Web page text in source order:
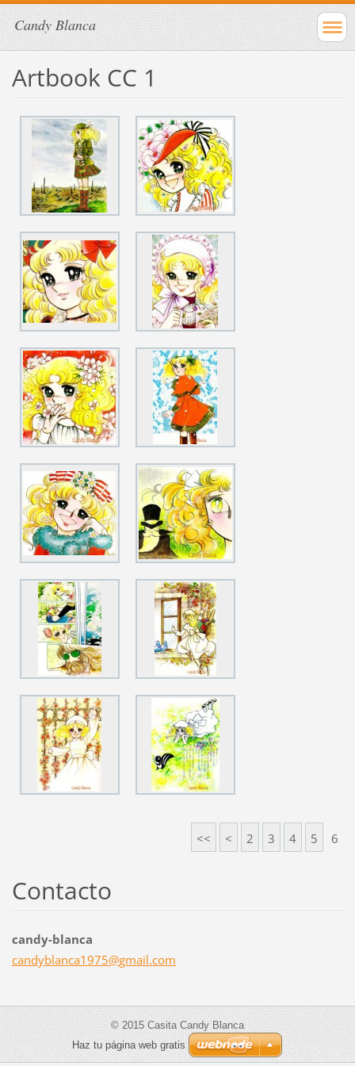
Candy Blanca
Artbook CC 1
<< < 2 3 4 5 6
Contacto
candy-blanca
candyblanca1975@gmail.com
© 2015 Casita Candy Blanca
Haz tu página web gratis